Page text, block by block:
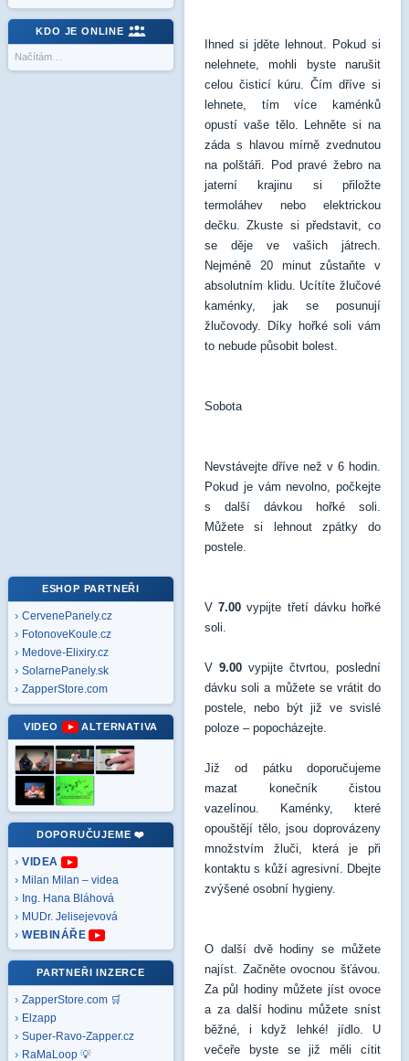
KDO JE ONLINE
Načítám…
Ihned si jděte lehnout. Pokud si
nelehnete, mohli byste narušit
celou čisticí kúru. Čím dříve si
lehnete, tím více kaménků
opustí vaše tělo. Lehněte si na
záda s hlavou mírně zvednutou
na polštáři. Pod pravé žebro na
jaterní krajinu si přiložte
termoláhev nebo elektrickou
dečku. Zkuste si představit, co
se děje ve vašich játrech.
Nejméně 20 minut zůstaňte v
absolutním klidu. Ucítíte žlučové
kaménky, jak se posunují
žlučovody. Díky hořké soli vám
to nebude působit bolest.
Sobota
Nevstávejte dříve než v 6 hodin.
Pokud je vám nevolno, počkejte
s další dávkou hořké soli.
Můžete si lehnout zpátky do
postele.
V7.00vypijte třetí dávku hořké
soli.
V 9.00 vypijte čtvrtou, poslední
dávku soli a můžete se vrátit do
postele, nebo být již ve svislé
poloze – popocházejte.
Již od pátku doporučujeme
mazat konečník čistou
vazelínou. Kaménky, které
opouštějí tělo, jsou doprovázeny
množstvím žluči, která je při
kontaktu s kůží agresivní. Dbejte
zvýšené osobní hygieny.
O další dvě hodiny se můžete
najíst. Začněte ovocnou šťávou.
Za půl hodiny můžete jíst ovoce
a za další hodinu můžete sníst
běžné, i když lehké! jídlo. U
večeře byste se již měli cítit
ESHOP PARTNEŘI
CervenePanely.cz
FotonoveKoule.cz
Medove-Elixiry.cz
SolarnePanely.sk
ZapperStore.com
VIDEO ALTERNATIVA
DOPORUČUJEME ❤️
VIDEA
Milan Milan – videa
Ing. Hana Bláhová
MUDr. Jelisejevová
WEBINÁŘE
PARTNEŘI INZERCE
ZapperStore.com 🛒
Elzapp
Super-Ravo-Zapper.cz
RaMaLoop 💡